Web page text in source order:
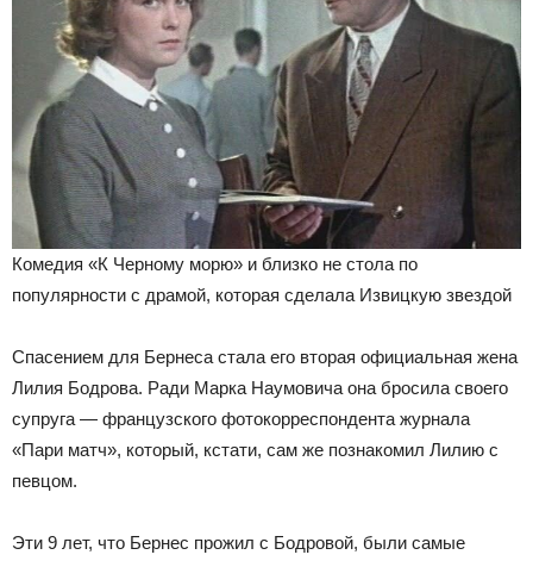
Комедия «К Черному морю» и близко не стола по
популярности с драмой, которая сделала Извицкую звездой
Спасением для Бернеса стала его вторая официальная жена
Лилия Бодрова. Ради Марка Наумовича она бросила своего
супруга — французского фотокорреспондента журнала
«Пари матч», который, кстати, сам же познакомил Лилию с
певцом.
Эти 9 лет, что Бернес прожил с Бодровой, были самые